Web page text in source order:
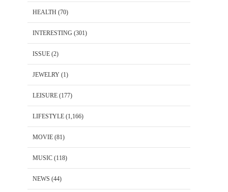
HEALTH (70)
INTERESTING (301)
ISSUE (2)
JEWELRY (1)
LEISURE (177)
LIFESTYLE (1,166)
MOVIE (81)
MUSIC (118)
NEWS (44)